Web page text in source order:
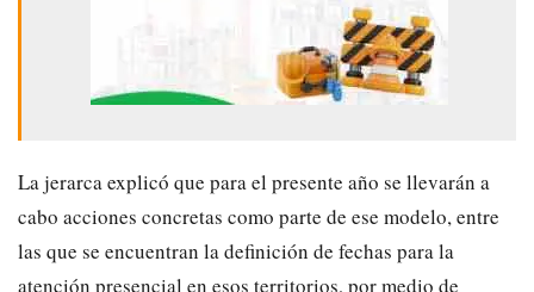
La jerarca explicó que para el presente año se llevarán a
cabo acciones concretas como parte de ese modelo, entre
las que se encuentran la definición de fechas para la
atención presencial en esos territorios, por medio de